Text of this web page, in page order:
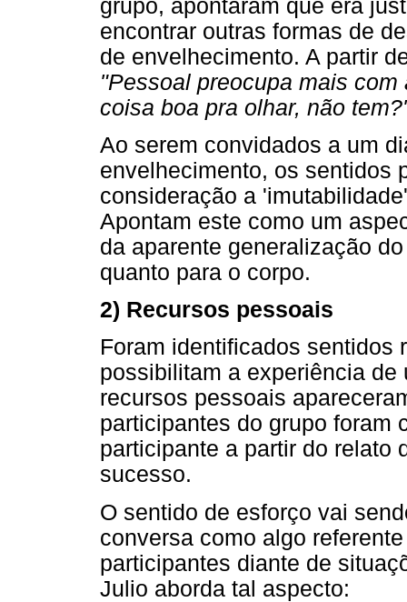
grupo, apontaram que era
encontrar outras formas de
de envelhecimento. A partir
"Pessoal preocupa mais
coisa boa pra olhar, não
Ao serem convidados a um
envelhecimento, os sentidos
consideração a
Apontam este como um
da aparente generalização
quanto para o corpo.
2) Recursos pessoais
Foram identificados sentidos
possibilitam a experiência
recursos pessoais
participantes do grupo foram
participante a partir do relato
sucesso.
O sentido de esforço vai
conversa como algo
participantes diante de
Julio aborda tal aspecto: